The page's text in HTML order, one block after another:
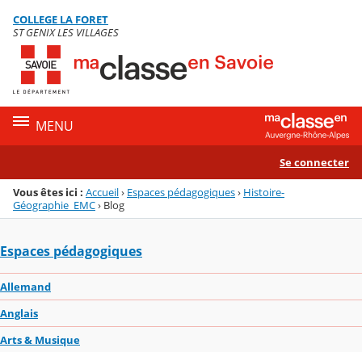
Menu de la rubrique
Contenu
COLLEGE LA FORET
ST GENIX LES VILLAGES
MENU
Se connecter
Vous êtes ici : Accueil› Espaces pédagogiques› Histoire-
Géographie_EMC› Blog
Espaces pédagogiques
Allemand
Anglais
Arts & Musique